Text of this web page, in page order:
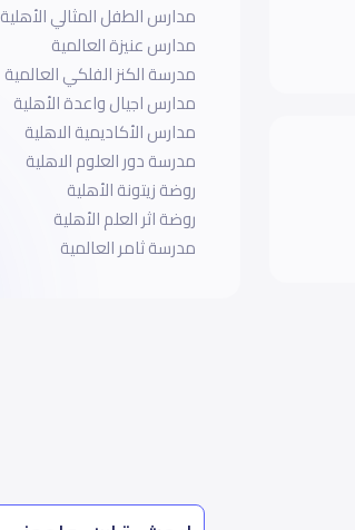
مدارس الطفل المثالي الأهلية
مدارس عنيزة العالمية
مدرسة الكنز الفلكي العالمية
مدارس اجيال واعدة الأهلية
مدارس الأكاديمية الاهلية
مدرسة دور العلوم الاهلية
روضة زيتونة الأهلية
روضة اثر العلم الأهلية
مدرسة ثامر العالمية